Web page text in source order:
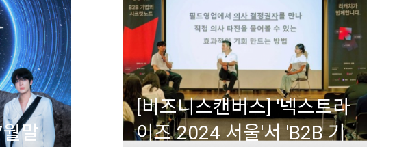
말
[비즈니스캔버스] '넥스트라
이즈 2024 서울'서 'B2B 기